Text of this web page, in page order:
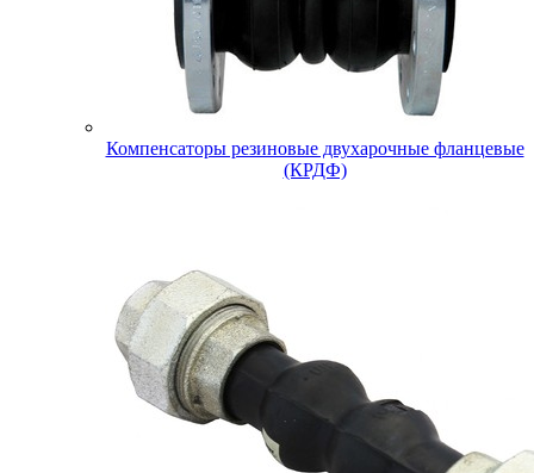
Компенсаторы резиновые двухарочные фланцевые
(КРДФ)